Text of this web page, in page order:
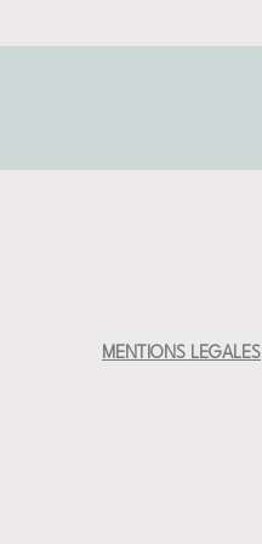
aux pièces en grès )
MENTIONS LEGALES